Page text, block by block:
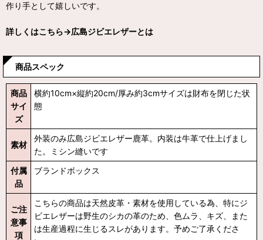
作り手として嬉しいです。
詳しくはこちら→広島ジビエレザーとは
商品スペック
商品
サイ
ズ
横約10cm×縦約20cm/厚み約3cmサイズは財布を閉じた状
態
素材
外装のみ広島ジビエレザー鹿革。内装は牛革で仕上げまし
た。ミシン縫いです
付属
品
ブランドボックス
ご注
意事
項
こちらの商品は天然皮革・素材を使用している為、特にジ
ビエレザーは野生のシカの革のため、色ムラ、キズ、また
は生産過程に生じるスレがあります。予めご了承くださ